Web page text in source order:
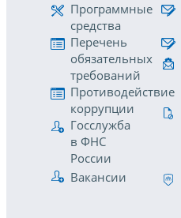
Программные
средства
Перечень
обязательных
требований
Противодействие
коррупции
Госслужба
в ФНС
России
Вакансии